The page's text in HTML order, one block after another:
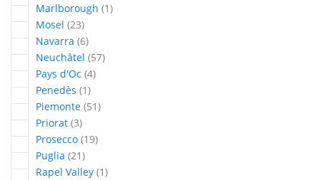
Marlborough 1article
Mosel 23articles
Navarra 6articles
Neuchâtel 57articles
Pays d'Oc 4articles
Penedès 1article
Piemonte 51articles
Priorat 3articles
Prosecco 19articles
Puglia 21articles
Rapel Valley 1article